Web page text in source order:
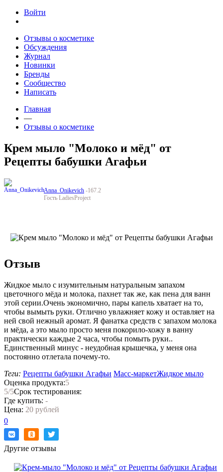
Jump to navigation
Войти
Отзывы о косметике
Обсуждения
Журнал
Новинки
Бренды
Сообщество
Написать
Главная
—
Отзывы о косметике
Крем мыло "Молоко и мёд" от
Рецепты бабушки Агафьи
Anna_Onikevich -167.2
Гость LadiesProject
Отзыв
Жидкое мыло с изумительным натуральным запахом
цветочного мёда и молока, пахнет так же, как пена для ванн
этой серии.Очень экономично, пары капель хватает на то,
чтобы вымыть руки. Отлично увлажняет кожу и оставляет на
ней свой нежный аромат. Я фанатка средств с запахом молока
и мёда, а это мыло просто меня покорило-хожу в ванну
практически каждые 2 часа, чтобы помыть руки..
Единственный минус - неудобная крышечка, у меня она
постоянно отлетала почему-то.
Теги: Рецепты бабушки Агафьи Масс-маркетЖидкое мыло
Оценка продукта:5
5/5Срок тестирования:
Где купить: -
Цена: 20 рублей
0
Нравится!
Другие отзывы